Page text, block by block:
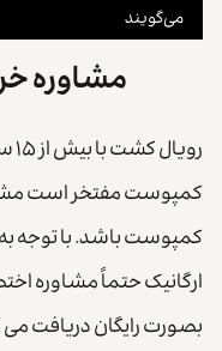
مشاوره
کمپوست مفتخر است
کمپوست باشد. با
ارگانیک حتماً مشاوره
بصورت رایگان دریافت می
می‌گویند